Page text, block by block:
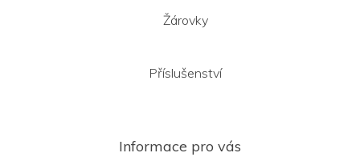
Žárovky
Příslušenství
Informace pro vás